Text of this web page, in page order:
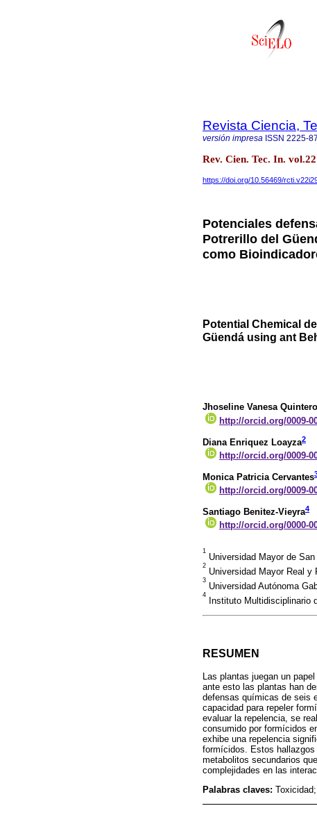
Revista Ciencia,
versión impresa ISSN 2225-
Rev. Cien. Tec. In.
https://doi.org/10.56469/
Potenciales
Potrerillo del
como
Potential Chemical
Güendá using ant
Jhoseline Vanesa
http://orcid.org/0009-
Diana Enriquez Loayza2
http://orcid.org/0009-
Monica Patricia Cervantes
http://orcid.org/0009-
Santiago Benitez-Vieyra4
http://orcid.org/0000-
1
Universidad Mayor de
2
Universidad Mayor Real
3
Universidad Autónoma
4
Instituto Multidisciplinario
RESUMEN
Las plantas juegan un
ante esto las plantas han
defensas químicas de seis
capacidad para repeler
evaluar la repelencia, se
consumido por formícidos
exhibe una repelencia
formícidos. Estos
metabolitos secundarios
complejidades en las
Palabras claves: